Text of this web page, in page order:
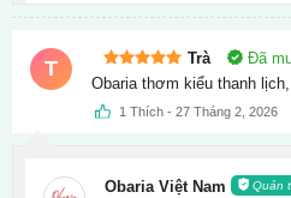
T
Được xếp
sao
Trà
Đã
Obaria thơm kiểu thanh
1 Thích -27 Tháng 2, 2026
Obaria Việt Nam Quản